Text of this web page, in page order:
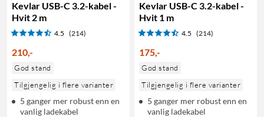
Kevlar USB-C 3.2-kabel -
Hvit 2 m
4.5 (214)
210,-
God stand
Tilgjengelig i flere varianter
5 ganger mer robust enn en
vanlig ladekabel
Kevlar USB-C 3.2-kabel -
Hvit 1 m
4.5 (214)
175,-
God stand
Tilgjengelig i flere varianter
5 ganger mer robust enn en
vanlig ladekabel